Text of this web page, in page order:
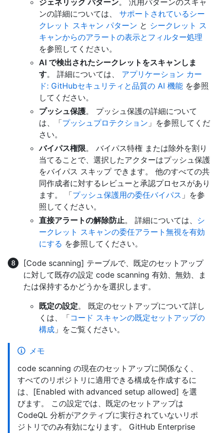
ジェネリック パターン。 汎用パターンのスキャ
ンの詳細については、 サポートされているシー
クレット スキャン パターン と シークレット ス
キャンからのアラートの表示とフィルター処理
を参照してください。
AI で検出されたシークレットをスキャンしま
す。 詳細については、 アプリケーション カー
ド: GitHubセキュリティと品質の AI 機能 を参照
してください。
プッシュ保護。 プッシュ保護の詳細について
は、「プッシュプロテクション 」を参照してくだ
さい。
バイパス権限。 バイパス特権 または除外を割り
当てることで、選択したアクターはプッシュ保護
をバイパス スキップ できます。 他のすべての共
同作成者に対するレビューと承認プロセスがあり
ます。 「プッシュ保護用の委任バイパス 」を参
照してください。
直接アラートの解除防止。 詳細については、 シ
ークレット スキャンの委任アラート無視を有効
にする を参照してください。
[Code scanning] テーブルで、既定のセットアップ
に対して既存の設定 code scanning 有効、無効、ま
たは保持するかどうかを選択します。
既定の設定。 既定のセットアップについて詳し
くは、「コード スキャンの既定セットアップの
構成 」をご覧ください。
メモ
code scanning の現在のセットアップに関係なく、
すべてのリポジトリに適用できる構成を作成するに
は、[Enabled with advanced setup allowed] を選
びます。 この設定では、既定のセットアップは
CodeQL 分析がアクティブに実行されていないリポ
ジトリでのみ有効になります。 GitHub Enterprise